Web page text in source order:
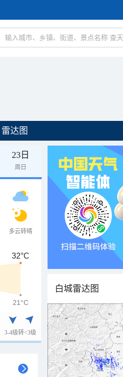
雷达图
23日
周日
多云转晴
3-4级转<3级
32°C
21°C
白城雷达图